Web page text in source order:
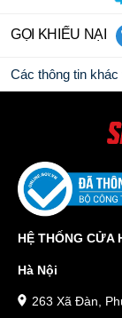
GỌI KHIẾU NẠI
Các thông tin khác
HỆ THỐNG CỬA
Hà Nội
263 Xã Đàn,